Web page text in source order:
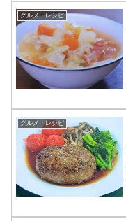
グルメ・レシピ
グルメ・レシピ